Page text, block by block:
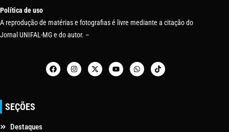
Política de uso
A reprodução de matérias e fotografias é livre mediante a citação do
Jornal UNIFAL-MG e do autor. –
SEÇÕES
Destaques